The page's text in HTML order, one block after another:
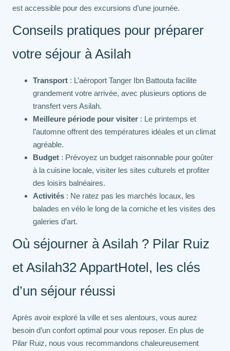
est accessible pour des excursions d’une journée.
Conseils pratiques pour préparer
votre séjour à Asilah
Transport : L’aéroport Tanger Ibn Battouta facilite
grandement votre arrivée, avec plusieurs options de
transfert vers Asilah.
Meilleure période pour visiter : Le printemps et
l’automne offrent des températures idéales et un climat
agréable.
Budget : Prévoyez un budget raisonnable pour goûter
à la cuisine locale, visiter les sites culturels et profiter
des loisirs balnéaires.
Activités : Ne ratez pas les marchés locaux, les
balades en vélo le long de la corniche et les visites des
galeries d’art.
Où séjourner à Asilah ? Pilar Ruiz
et Asilah32 AppartHotel, les clés
d’un séjour réussi
Après avoir exploré la ville et ses alentours, vous aurez
besoin d’un confort optimal pour vous reposer. En plus de
Pilar Ruiz, nous vous recommandons chaleureusement